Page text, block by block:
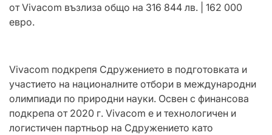
от Vivacom възлиза общо на 316 844 лв. | 162 000
евро.
Vivacom подкрепя Сдружението в подготовката и
участието на националните отбори в международни
олимпиади по природни науки. Освен с финансова
подкрепа от 2020 г. Vivacom е и технологичен и
логистичен партньор на Сдружението като